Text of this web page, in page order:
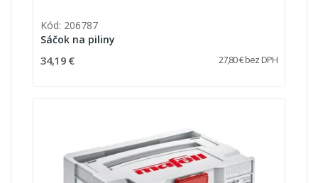
Kód: 206787
Sáčok na piliny
34,19 € 27,80 € bez DPH